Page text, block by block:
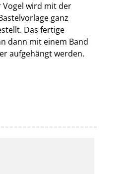
Vogel wird mit der
ganz
Das fertige
dann mit einem Band
aufgehängt werden.